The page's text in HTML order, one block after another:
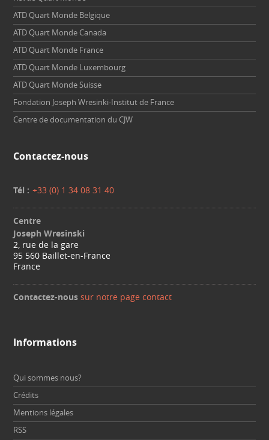
ATD Quart Monde Belgique
ATD Quart Monde Canada
ATD Quart Monde France
ATD Quart Monde Luxembourg
ATD Quart Monde Suisse
Fondation Joseph Wresinki-Institut de France
Centre de documentation du CJW
Contactez-nous
Tél : +33 (0) 1 34 08 31 40
Centre
Joseph Wresinski
2, rue de la gare
95 560 Baillet-en-France
France
Contactez-nous sur notre page contact
Informations
Qui sommes nous?
Crédits
Mentions légales
RSS